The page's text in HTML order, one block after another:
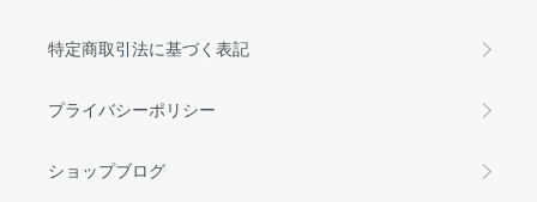
特定商取引法に基づく表記
プライバシーポリシー
ショップブログ